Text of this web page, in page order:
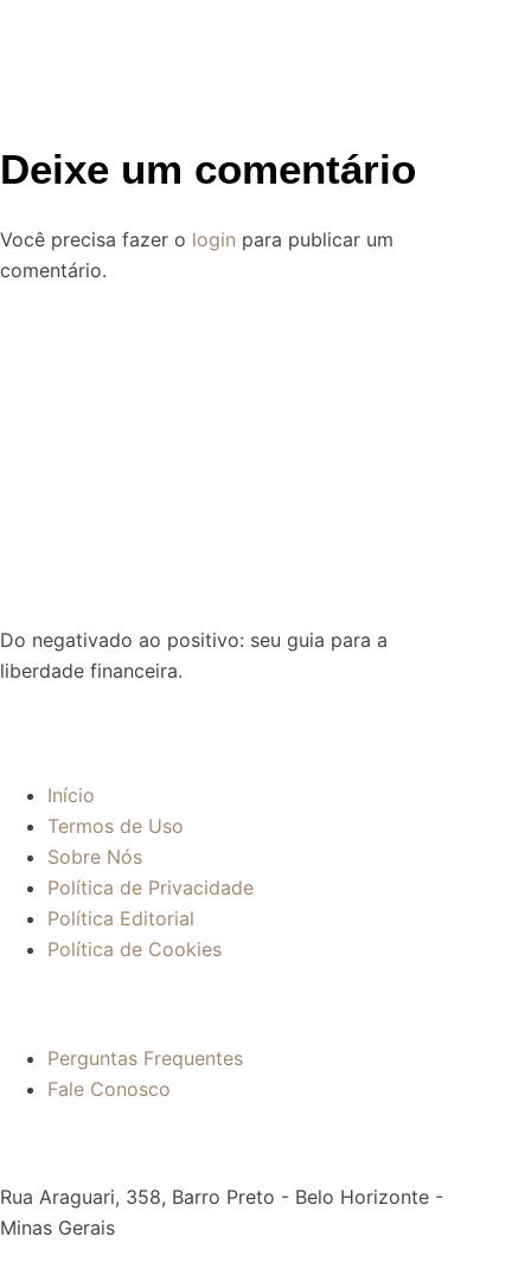
Deixe um comentário
Você precisa fazer o login para publicar um
comentário.
Do negativado ao positivo: seu guia para a
liberdade financeira.
Início
Termos de Uso
Sobre Nós
Política de Privacidade
Política Editorial
Política de Cookies
Perguntas Frequentes
Fale Conosco
Rua Araguari, 358, Barro Preto - Belo Horizonte -
Minas Gerais